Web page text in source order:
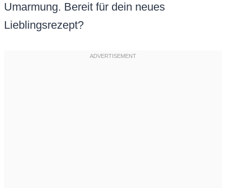
Umarmung. Bereit für dein neues
Lieblingsrezept?